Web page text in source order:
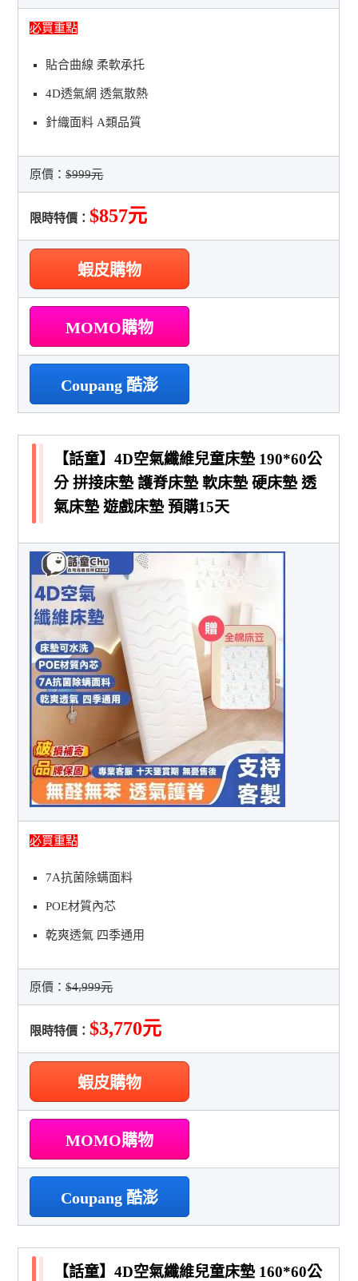
必買重點
貼合曲線 柔軟承托
4D透氣網 透氣散熱
針織面料 A類品質
原價：$999元
限時特價：$857元
蝦皮購物
MOMO購物
Coupang 酷澎
【話童】4D空氣纖維兒童床墊 190*60公
分 拼接床墊 護脊床墊 軟床墊 硬床墊 透
氣床墊 遊戲床墊 預購15天
必買重點
7A抗菌除螨面料
POE材質內芯
乾爽透氣 四季通用
原價：$4,999元
限時特價：$3,770元
蝦皮購物
MOMO購物
Coupang 酷澎
【話童】4D空氣纖維兒童床墊 160*60公